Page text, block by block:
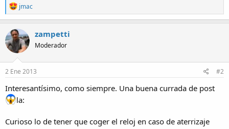
R
e
a
c
t
i
o
n
s
jmac
zampetti
Moderador
2 Ene 2013 #2
Interesantísimo, como siempre. Una buena currada de post
la:
Curioso lo de tener que coger el reloj en caso de aterrizaje